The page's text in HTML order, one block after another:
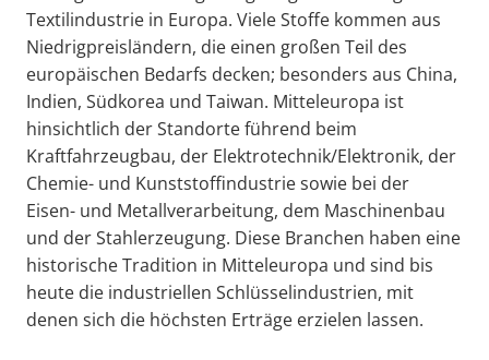
Textilindustrie in Europa. Viele Stoffe kommen aus
Niedrigpreisländern, die einen großen Teil des
europäischen Bedarfs decken; besonders aus China,
Indien, Südkorea und Taiwan. Mitteleuropa ist
hinsichtlich der Standorte führend beim
Kraftfahrzeugbau, der Elektrotechnik/Elektronik, der
Chemie- und Kunststoffindustrie sowie bei der
Eisen- und Metallverarbeitung, dem Maschinenbau
und der Stahlerzeugung. Diese Branchen haben eine
historische Tradition in Mitteleuropa und sind bis
heute die industriellen Schlüsselindustrien, mit
denen sich die höchsten Erträge erzielen lassen.